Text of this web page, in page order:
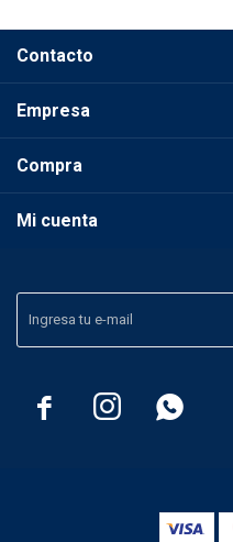
  
Contacto
Empresa
Compra
Mi cuenta